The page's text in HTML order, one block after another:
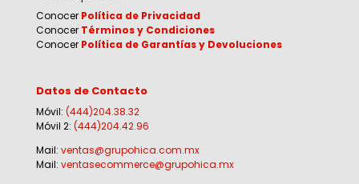
Conocer Política de Privacidad
Conocer Términos y Condiciones
Conocer Política de Garantías y Devoluciones
Datos de Contacto
Móvil: (444)204.38.32
Móvil 2: (444)204.42.96
Mail: ventas@grupohica.com.mx
Mail: ventasecommerce@grupohica.mx